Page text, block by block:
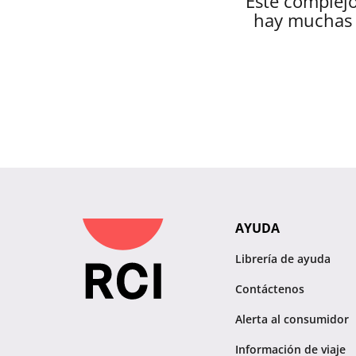
hay
AYUDA
Librería de ayuda
Contáctenos
Alerta al consumidor
Información de viaje